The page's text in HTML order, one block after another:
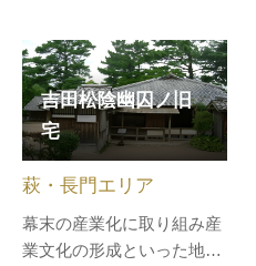
立つ一辺70cmの六角状の
柱状節理の柱が、見事な自
然の造形美をなしていま
す。これらの岩石は、火山
の噴火で流れ出た溶岩が冷
えて固まるときに規則正し
のです。阿武…
吉田松陰幽囚ノ旧
宅
幕末の産業化に取り組み産
業文化の形成といった地域
萩・長門エリア